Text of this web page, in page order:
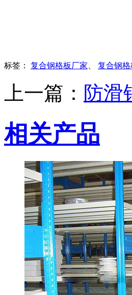
标签： 复合钢格板厂家、 复合钢
上一篇： 防滑
相关产品